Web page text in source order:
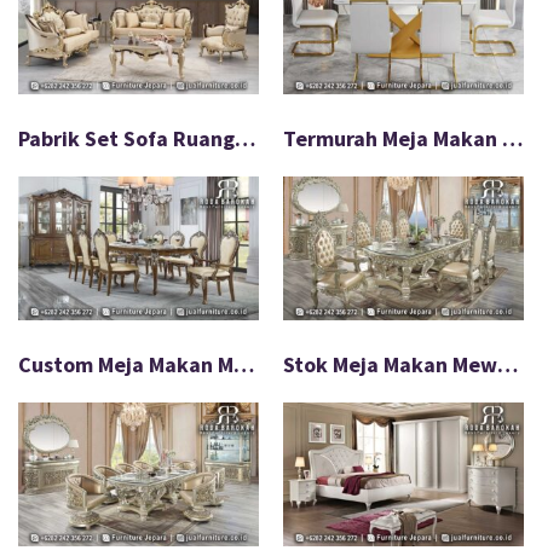
Pabrik Set Sofa Ruang Tamu Warna Netral FS-922 Termurah Meja Makan Mewah Stainless Untuk Dapur FS-920
Custom Meja Makan Mewah Jati Mudah Rakit FS-919 Stok Meja Makan Mewah Braventa Mudah Pasang FS-918